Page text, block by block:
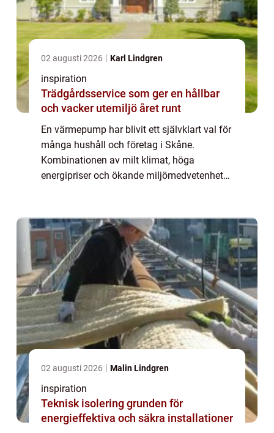
02 augusti 2026 Karl Lindgren
inspiration
Trädgårdsservice som ger en hållbar
och vacker utemiljö året runt
En värmepump har blivit ett självklart val för
många hushåll och företag i Skåne.
Kombinationen av milt klimat, höga
energipriser och ökande miljömedvetenhet
vat...
02 augusti 2026 Malin Lindgren
inspiration
Teknisk isolering grunden för
energieffektiva och säkra installationer